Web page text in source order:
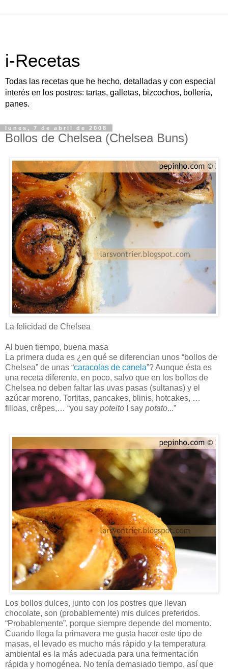
i-Recetas
Todas las recetas que he hecho, detalladas y con especial
interés en los postres: tartas, galletas, bizcochos, bollería,
panes.
lunes, 7 de abril de 2008
Bollos de Chelsea (Chelsea Buns)
La felicidad de Chelsea
Al buen tiempo, buena masa
La primera duda es ¿en qué se diferencian unos “bollos de
Chelsea” de unas “caracolas de canela”? Aunque ésta es
una receta diferente, en poco, salvo que en los bollos de
Chelsea no deben faltar las uvas pasas (sultanas) y el
azúcar moreno. Tortitas, pancakes, blinis, hotcakes, …
filloas, crêpes,… “you say poteito I say potato...”
Los bollos dulces, junto con los postres que llevan
chocolate, son (probablemente) mis dulces preferidos.
“Probablemente”, porque siempre depende del momento.
Cuando llega la primavera me gusta hacer este tipo de
masas, el levado es mucho más rápido y la temperatura
ambiental es la más adecuada para una fermentación
rápida y homogénea. No tenía demasiado tiempo, así que